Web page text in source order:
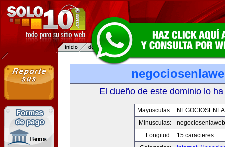
El dueño de este dominio lo
Mayusculas:
Minusculas:
Longitud:
15 caracteres